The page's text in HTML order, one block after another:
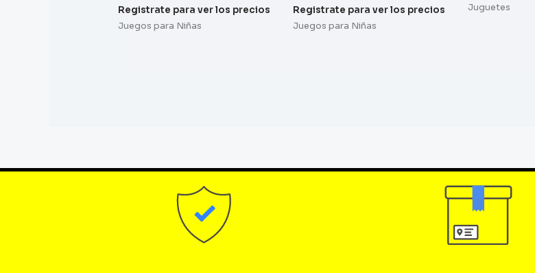
Registrate para ver los precios
Juegos para Niñas
Registrate para ver los precios
Juegos para Niñas
Juguetes